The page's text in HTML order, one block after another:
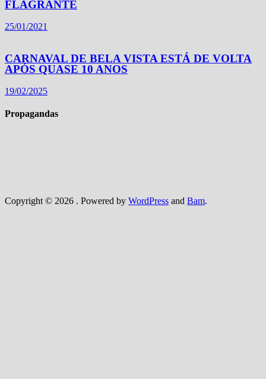
FLAGRANTE
25/01/2021
CARNAVAL DE BELA VISTA ESTÁ DE VOLTA
APÓS QUASE 10 ANOS
19/02/2025
Propagandas
Copyright © 2026 . Powered by WordPress and Bam.